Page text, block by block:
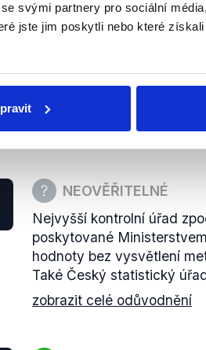
svými partnery pro sociální
jste jim poskytli nebo které
ZAVÁDĚJÍCÍ
Deficit státního rozpočtu
200 mld. Kč. V
schodek za dané období
započítání vlivu inflace
zobrazit celé odůvodnění
NEOVĚŘITELNÉ
Nejvyšší kontrolní úřad
poskytované
hodnoty bez vysvětlení
Také Český statistický
zobrazit celé odůvodnění